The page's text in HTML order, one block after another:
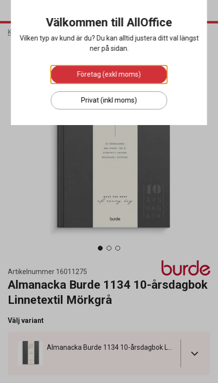
Kontorsmaterial
Miljöval
Artikelnummer 16011275
Almanacka Burde 1134 10-årsdagbok
Linnetextil Mörkgrå
Välj variant
Välkommen till AllOffice
Vilken typ av kund är du? Du kan alltid justera ditt val längst
ner på sidan.
Företag (exkl moms)
Privat (inkl moms)